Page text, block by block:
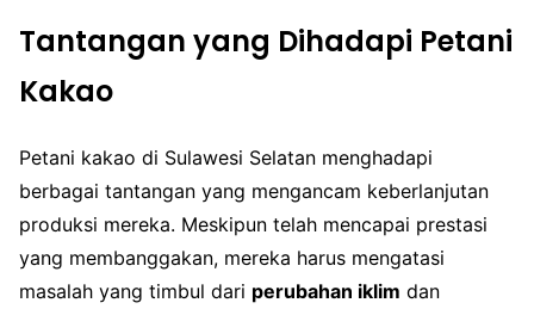
Tantangan yang Dihadapi Petani
Kakao
Petani kakao di Sulawesi Selatan menghadapi
berbagai tantangan yang mengancam keberlanjutan
produksi mereka. Meskipun telah mencapai prestasi
yang membanggakan, mereka harus mengatasi
masalah yang timbul dari perubahan iklim dan